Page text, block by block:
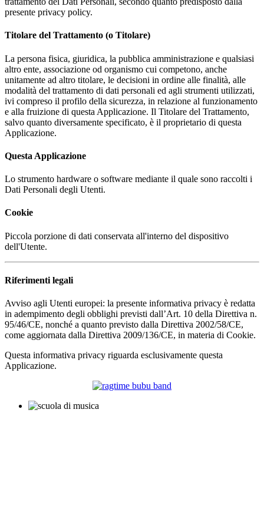
presente privacy policy.
Titolare del Trattamento (o Titolare)
La persona fisica, giuridica, la pubblica amministrazione e qualsiasi
altro ente, associazione od organismo cui competono, anche
unitamente ad altro titolare, le decisioni in ordine alle finalità, alle
modalità del trattamento di dati personali ed agli strumenti utilizzati,
ivi compreso il profilo della sicurezza, in relazione al funzionamento
e alla fruizione di questa Applicazione. Il Titolare del Trattamento,
salvo quanto diversamente specificato, è il proprietario di questa
Applicazione.
Questa Applicazione
Lo strumento hardware o software mediante il quale sono raccolti i
Dati Personali degli Utenti.
Cookie
Piccola porzione di dati conservata all'interno del dispositivo
dell'Utente.
Riferimenti legali
Avviso agli Utenti europei: la presente informativa privacy è redatta
in adempimento degli obblighi previsti dall’Art. 10 della Direttiva n.
95/46/CE, nonché a quanto previsto dalla Direttiva 2002/58/CE,
come aggiornata dalla Direttiva 2009/136/CE, in materia di Cookie.
Questa informativa privacy riguarda esclusivamente questa
Applicazione.